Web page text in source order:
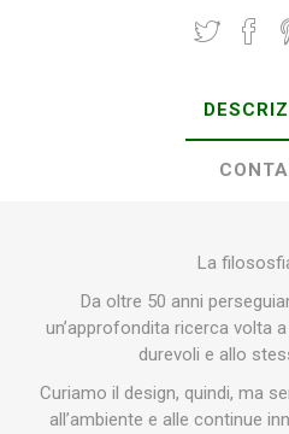
La
Da oltre 50 anni
un’approfondita ricerca volta
durevoli e allo
Curiamo il design, quindi, ma
all’ambiente e alle continue